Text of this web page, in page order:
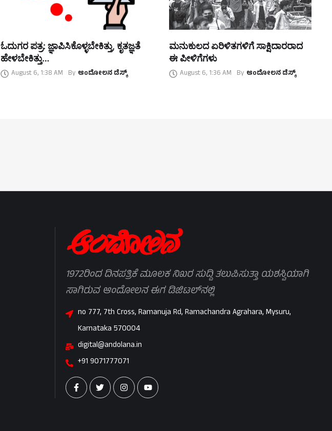
ಓದುಗರ ಪತ್ರ: ಜ್ಞಾಪಿಸಿಕೊಳ್ಳಬೇಕಿತ್ತು, ಕೃತಜ್ಞತೆ
ಹೇಳಬೇಕಿತ್ತು…
August 6, 1:38 AM By ಆಂದೋಲನ ಡೆಸ್ಕ್
ಮನುಕುಲದ ಏರಿಳಿತಗಳಿಗೆ ಸಾಕ್ಷಿದಾರರಾದ
ಈ ಪೀಳಿಗೆಗಳು
August 6, 1:36 AM By ಆಂದೋಲನ ಡೆಸ್ಕ್
1972ರಿಂದ ದಿನಪತ್ರಿಕೆ ಮೂಲಕ ನಿಖರ ಸುದ್ದಿ ತಲುಪಿಸುತ್ತಾ ಯಶಸ್ವಿಯಾಗಿ
ಸಾಗಿರುವ ಆಂದೋಲನ ಈಗ ಡಿಜಿಟಲ್‌ನಲ್ಲಿ
no 777, 7th Cross, Ramanuja Rd, Ramachandra Agrahara, Mysuru,
Karnataka 570004
digital@andolana.in
+91 9071777071